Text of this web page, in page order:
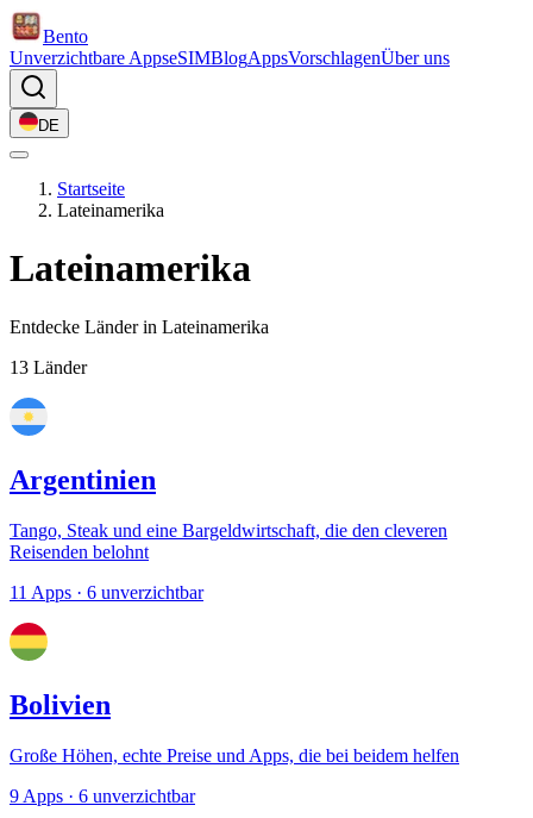
Bento
Unverzichtbare AppseSIMBlogAppsVorschlagenÜber uns
DE
Startseite
Lateinamerika
Lateinamerika
Entdecke Länder in Lateinamerika
13 Länder
Argentinien
Tango, Steak und eine Bargeldwirtschaft, die den cleveren
Reisenden belohnt
11 Apps · 6 unverzichtbar
Bolivien
Große Höhen, echte Preise und Apps, die bei beidem helfen
9 Apps · 6 unverzichtbar